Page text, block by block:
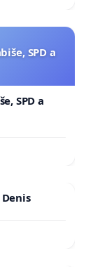
SPD a
SPD a